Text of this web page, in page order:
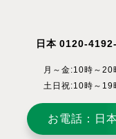
日本 0120-
月～金:10時～20
土日祝:10時～19
お電話：日